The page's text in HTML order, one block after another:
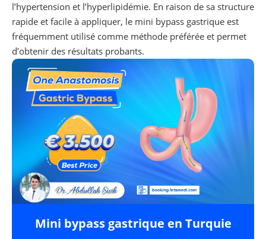
l’hypertension et l’hyperlipidémie. En raison de sa structure
rapide et facile à appliquer, le mini bypass gastrique est
fréquemment utilisé comme méthode préférée et permet
d’obtenir des résultats probants.
Mini bypass gastrique en Turquie